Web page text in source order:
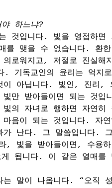
하느냐?
것입니다. 빛을 영접하면
를 맺을 수 없습니다. 환
로워지고, 저절로 진실해
. 기독교인의 윤리는 억지
이 아닙니다. 빛인, 진리
만 받아들이면 되는 것입
의 자녀로 행하면 자연히
음이 되는 것입니다. 자연
가 난다. 그 말씀입니다.
, 빛을 받아들이면, 수용
게 됩니다. 이 같은 열매를
는 말이 나옵니다. “오직